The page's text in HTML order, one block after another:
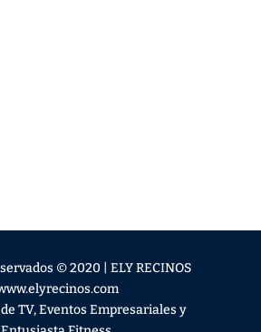
© 2020 | ELY RECINOS
TV, Eventos Empresariales y